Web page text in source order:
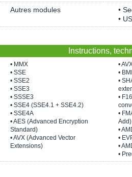
Autres modules
•
•
Instructions,
• MMX
• SSE
• SSE2
• SSE3
• SSSE3
• SSE4 (SSE4.1 + SSE4.2)
• SSE4A
• AES (Advanced Encryption
Standard)
• AVX (Advanced Vector
Extensions)
•
•
•
•
•
Add)
•
•
•
•